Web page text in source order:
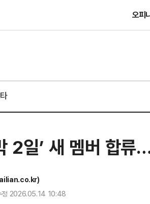
오피
2일’ 새 멤버 합
2026.05.14 10:48